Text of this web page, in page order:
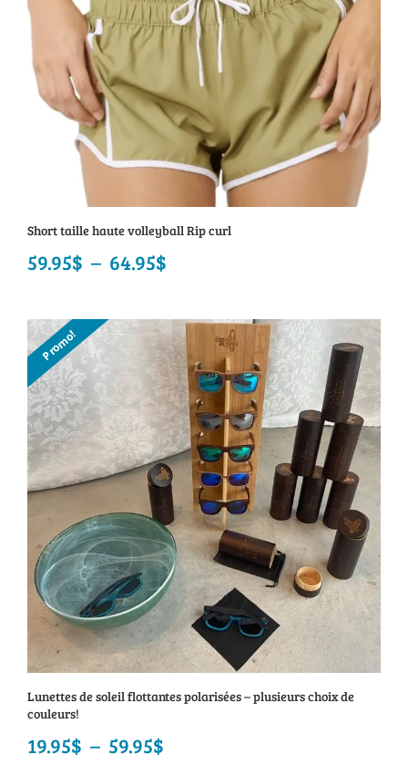
Short taille haute volleyball Rip curl
59.95$ – 64.95$
prix :
59.95$
à
64.95$
Promo!
Lunettes de soleil flottantes polarisées – plusieurs choix de
couleurs!
19.95$ – 59.95$